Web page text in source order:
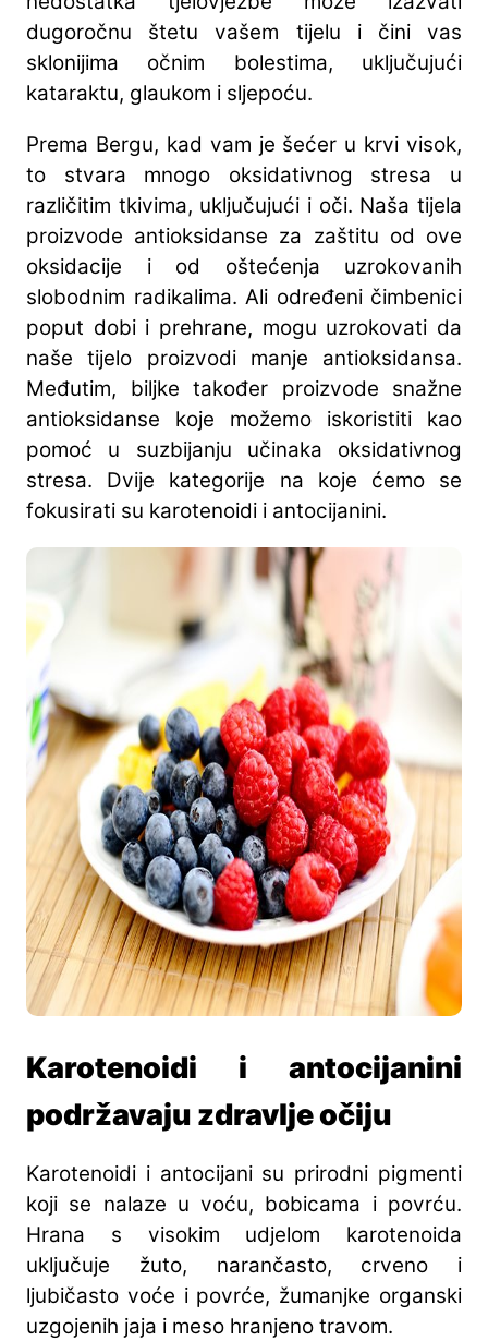
dugoročnu štetu vašem tijelu i čini vas
sklonijima očnim bolestima, uključujući
kataraktu, glaukom i sljepoću.
Prema Bergu, kad vam je šećer u krvi visok,
to stvara mnogo oksidativnog stresa u
različitim tkivima, uključujući i oči. Naša tijela
proizvode antioksidanse za zaštitu od ove
oksidacije i od oštećenja uzrokovanih
slobodnim radikalima. Ali određeni čimbenici
poput dobi i prehrane, mogu uzrokovati da
naše tijelo proizvodi manje antioksidansa.
Međutim, biljke također proizvode snažne
antioksidanse koje možemo iskoristiti kao
pomoć u suzbijanju učinaka oksidativnog
stresa. Dvije kategorije na koje ćemo se
fokusirati su karotenoidi i antocijanini.
Karotenoidi i antocijanini
podržavaju zdravlje očiju
Karotenoidi i antocijani su prirodni pigmenti
koji se nalaze u voću, bobicama i povrću.
Hrana s visokim udjelom karotenoida
uključuje žuto, narančasto, crveno i
ljubičasto voće i povrće, žumanjke organski
uzgojenih jaja i meso hranjeno travom.